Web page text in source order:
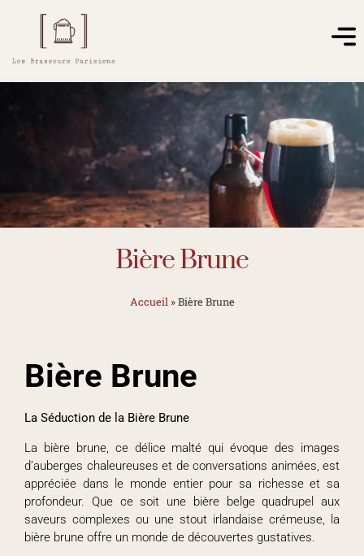
Bière Brune
Accueil»Bière Brune
Bière Brune
La Séduction de la Bière Brune
La bière brune, ce délice malté qui évoque des images
d’auberges chaleureuses et de conversations animées, est
appréciée dans le monde entier pour sa richesse et sa
profondeur. Que ce soit une bière belge quadrupel aux
saveurs complexes ou une stout irlandaise crémeuse, la
bière brune offre un monde de découvertes gustatives.